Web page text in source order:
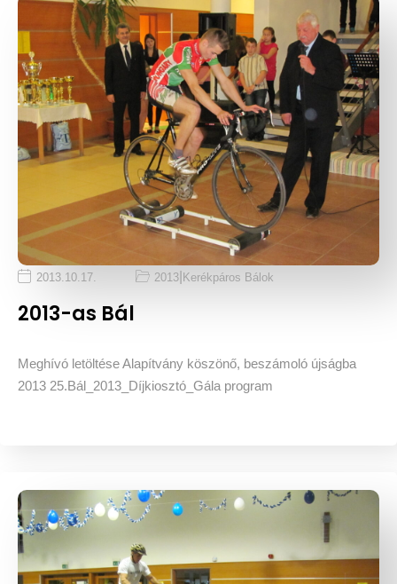
2013.10.17. 2013 Kerékpáros Bálok
2013-as Bál
Meghívó letöltése Alapítvány köszönő, beszámoló újságba
2013 25.Bál_2013_Díjkiosztó_Gála program